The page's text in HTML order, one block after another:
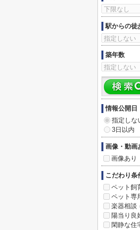
駅からの徒
築年数
情報公開日
指定しな
3日以内
画像・動画
画像あり
こだわり条
ペット飼
ペット専
楽器相談
陽当り良
閑静な住